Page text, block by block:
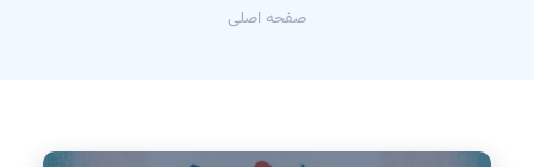
صفحه اصلی